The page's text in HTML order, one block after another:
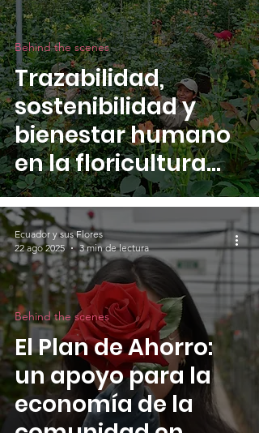
Trazabilidad,
sostenibilidad y
bienestar humano
en la floricultura
ecuatoriana: Caso
Azaya Gardens
Behind the scenes
El Plan de Ahorro:
un apoyo para la
economía de la
Behind the scenes
Ecuador y sus Flores
22 ago 2025
3 min de lectura